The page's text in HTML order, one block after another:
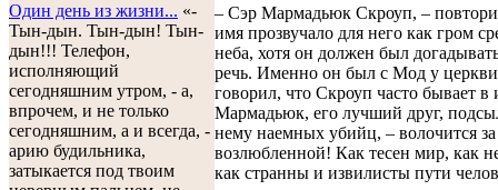
Один день из жизни... «-
Тын-дын. Тын-дын! Тын-
дын!!! Телефон,
исполняющий
сегодняшним утром, - а,
впрочем, и не только
сегодняшним, а и всегда, -
арию будильника,
затыкается под твоим
– Сэр Мармадьюк Скроуп, –
имя прозвучало для него как гром
неба, хотя он должен был
речь. Именно он был с Мод у
говорил, что Скроуп часто бывает в
Мармадьюк, его лучший друг,
нему наемных убийц, – волочится за
возлюбленной! Как тесен мир, как
как странны и извилисты пути